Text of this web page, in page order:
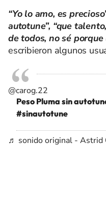
“Yo lo amo, es
autotune”, “que
de todos, no sé
escribieron algunos
@carog.22
Peso Pluma sin
#sinautotune
♬ sonido original - Astrid